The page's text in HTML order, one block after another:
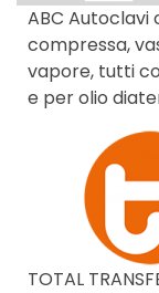
ABC
compressa,
vapore, tutti
e per olio
TOTAL